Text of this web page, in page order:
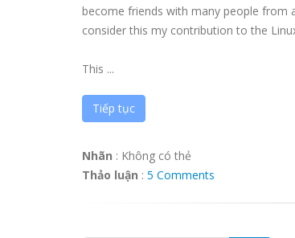
become friends with many people from
consider this my contribution to the
This ...
Tiếp tục
Nhãn : Không có thẻ
Thảo luận : 5 Comments